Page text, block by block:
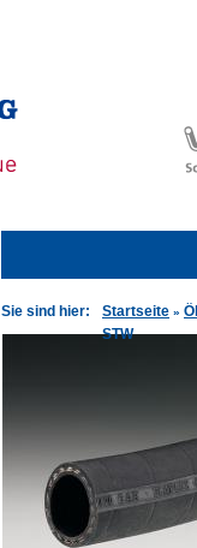
Sie sind hier: Startseite »
STW